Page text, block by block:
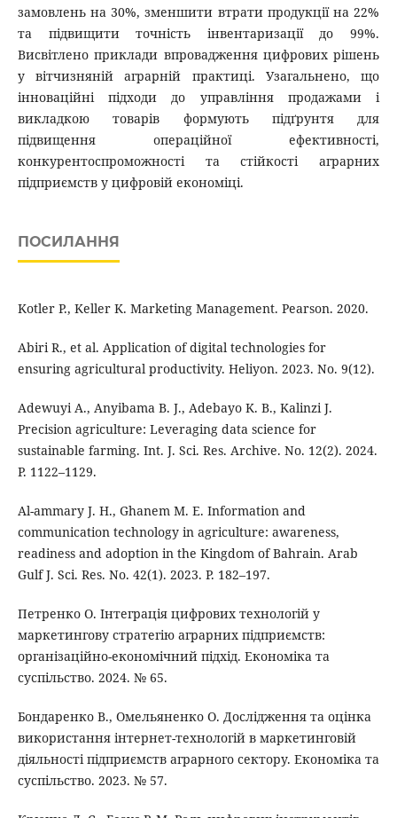
замовлень на 30%, зменшити втрати продукції на 22%
та підвищити точність інвентаризації до 99%.
Висвітлено приклади впровадження цифрових рішень
у вітчизняній аграрній практиці. Узагальнено, що
інноваційні підходи до управління продажами і
викладкою товарів формують підґрунтя для
підвищення операційної ефективності,
конкурентоспроможності та стійкості аграрних
підприємств у цифровій економіці.
ПОСИЛАННЯ
Kotler P., Keller K. Marketing Management. Pearson. 2020.
Abiri R., et al. Application of digital technologies for
ensuring agricultural productivity. Heliyon. 2023. No. 9(12).
Adewuyi A., Anyibama B. J., Adebayo K. B., Kalinzi J.
Precision agriculture: Leveraging data science for
sustainable farming. Int. J. Sci. Res. Archive. No. 12(2). 2024.
Р. 1122–1129.
Al-ammary J. H., Ghanem M. E. Information and
communication technology in agriculture: awareness,
readiness and adoption in the Kingdom of Bahrain. Arab
Gulf J. Sci. Res. No. 42(1). 2023. Р. 182–197.
Петренко О. Інтеграція цифрових технологій у
маркетингову стратегію аграрних підприємств:
організаційно-економічний підхід. Економіка та
суспільство. 2024. № 65.
Бондаренко В., Омельяненко О. Дослідження та оцінка
використання інтернет-технологій в маркетинговій
діяльності підприємств аграрного сектору. Економіка та
суспільство. 2023. № 57.